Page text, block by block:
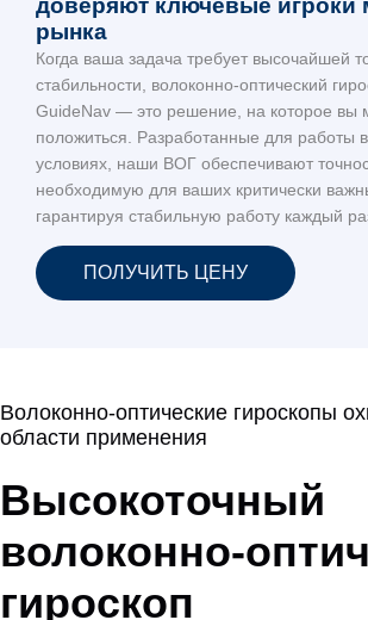
доверяют ключевые игроки
рынка
Когда ваша задача требует высочайшей
стабильности, волоконно-оптический
GuideNav — это решение, на которое вы
положиться. Разработанные для работы
условиях, наши ВОГ обеспечивают
необходимую для ваших критически
гарантируя стабильную работу каждый
ПОЛУЧИТЬ ЦЕНУ
Волоконно-оптические гироскопы
области применения
Высокоточный
волоконно-
гироскоп